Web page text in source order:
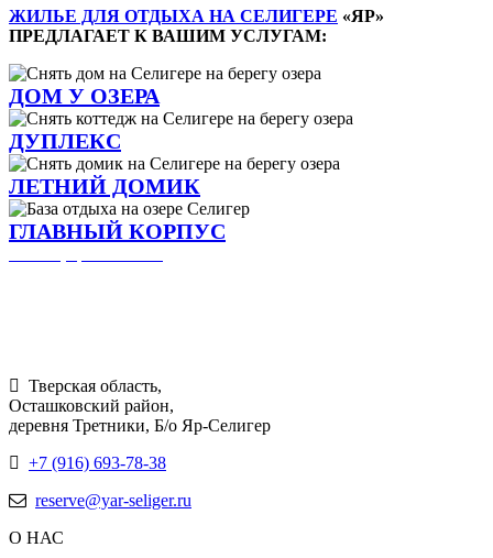
ЖИЛЬЕ ДЛЯ ОТДЫХА НА СЕЛИГЕРЕ «ЯР»
ПРЕДЛАГАЕТ К ВАШИМ УСЛУГАМ:
ДОМ У ОЗЕРА
ДУПЛЕКС
ЛЕТНИЙ ДОМИК
ГЛАВНЫЙ КОРПУС
Тверская область,
Осташковский район,
деревня Третники, Б/о Яр-Селигер
+7 (916) 693-78-38
reserve@yar-seliger.ru
О НАС